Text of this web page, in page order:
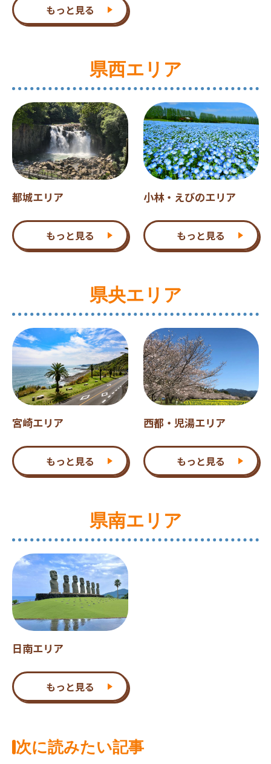
もっと見る
県西エリア
都城エリア
もっと見る
小林・えびのエリア
もっと見る
県央エリア
宮崎エリア
もっと見る
西都・児湯エリア
もっと見る
県南エリア
日南エリア
もっと見る
次に読みたい記事